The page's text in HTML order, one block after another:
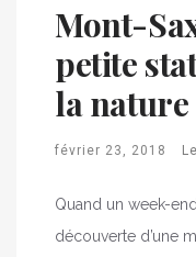
Mont-
petite
la
février 23, 2018
Quand un week-
découverte d’une